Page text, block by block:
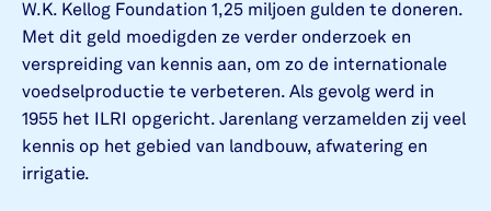
W.K. Kellog Foundation 1,25 miljoen gulden te doneren.
Met dit geld moedigden ze verder onderzoek en
verspreiding van kennis aan, om zo de internationale
voedselproductie te verbeteren. Als gevolg werd in
1955 het ILRI opgericht. Jarenlang verzamelden zij veel
kennis op het gebied van landbouw, afwatering en
irrigatie.